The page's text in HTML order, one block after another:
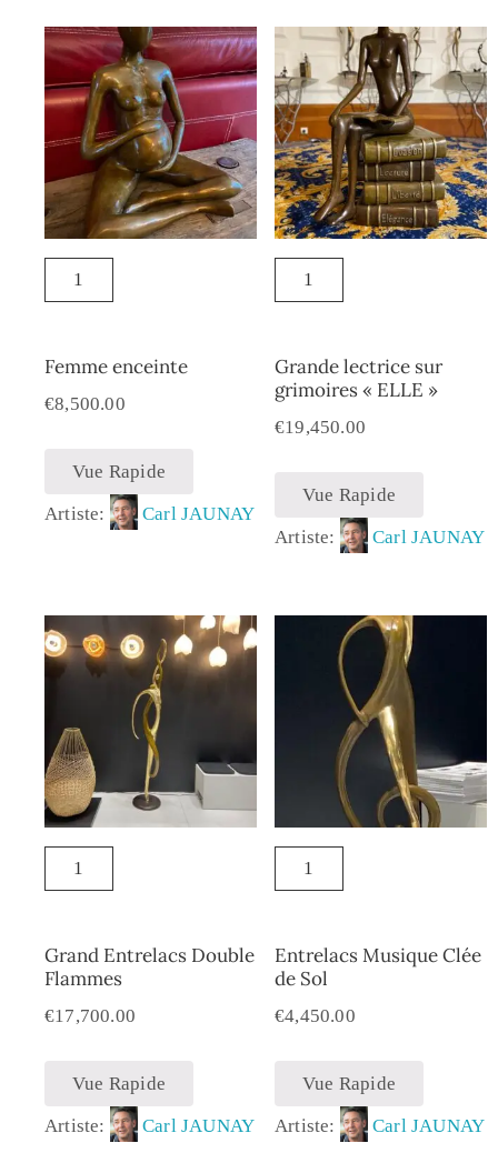
Femme enceinte
€8,500.00
Vue Rapide
Artiste: Carl JAUNAY
Grande lectrice sur
grimoires « ELLE »
€19,450.00
Vue Rapide
Artiste: Carl JAUNAY
Grand Entrelacs Double
Flammes
€17,700.00
Vue Rapide
Artiste: Carl JAUNAY
Entrelacs Musique Clée
de Sol
€4,450.00
Vue Rapide
Artiste: Carl JAUNAY